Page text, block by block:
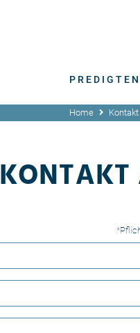
PREDIGTEN
Home Kontakt
KONTAKT